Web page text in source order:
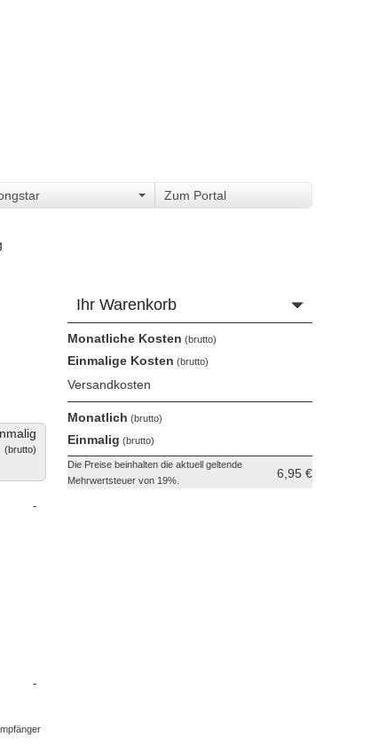
Zum Portal
-
-
Ihr Warenkorb
Monatliche Kosten
Einmalige Kosten
Versandkosten
6,95 €
Monatlich
Einmalig
Die Preise beinhalten die aktuell geltende
Mehrwertsteuer von 19%.